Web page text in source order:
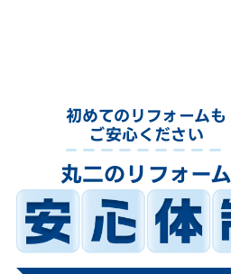
初めてのリフォームも
ご安心ください
丸二のリフォーム